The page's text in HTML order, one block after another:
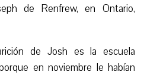
de Renfrew, en Ontario,
de Josh es la escuela
en noviembre le habían